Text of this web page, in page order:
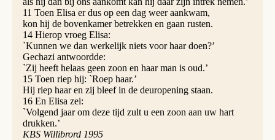
11 Toen Elisa er dus op een dag weer aankwam,
kon hij de bovenkamer betrekken en gaan rusten.
14 Hierop vroeg Elisa:
`Kunnen we dan werkelijk niets voor haar doen?’
Gechazi antwoordde:
`Zij heeft helaas geen zoon en haar man is oud.’
15 Toen riep hij: `Roep haar.’
Hij riep haar en zij bleef in de deuropening staan.
16 En Elisa zei:
`Volgend jaar om deze tijd zult u een zoon aan uw hart
drukken.’
KBS Willibrord 1995